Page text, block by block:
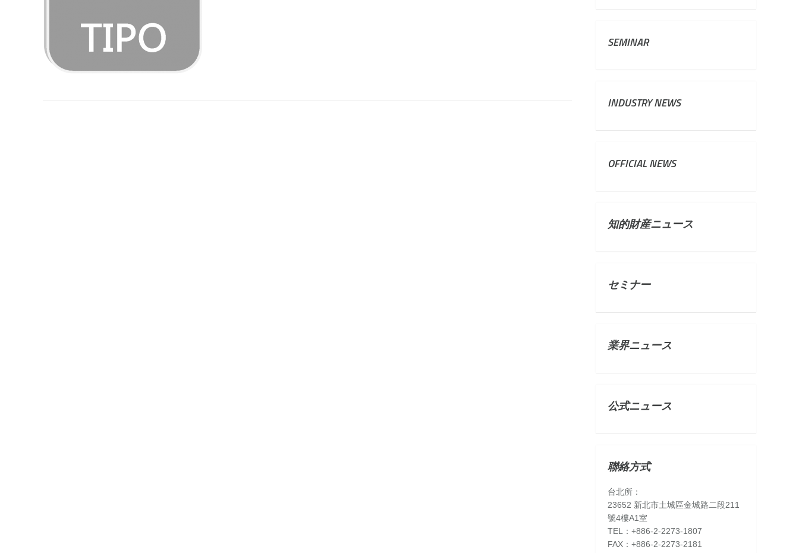
SEMINAR
INDUSTRY NEWS
OFFICIAL NEWS
知的財産ニュース
セミナー
業界ニュース
公式ニュース
聯絡方式
台北所：
23652 新北市土城區金城路二段211
號4樓A1室
TEL：+886-2-2273-1807
FAX：+886-2-2273-2181